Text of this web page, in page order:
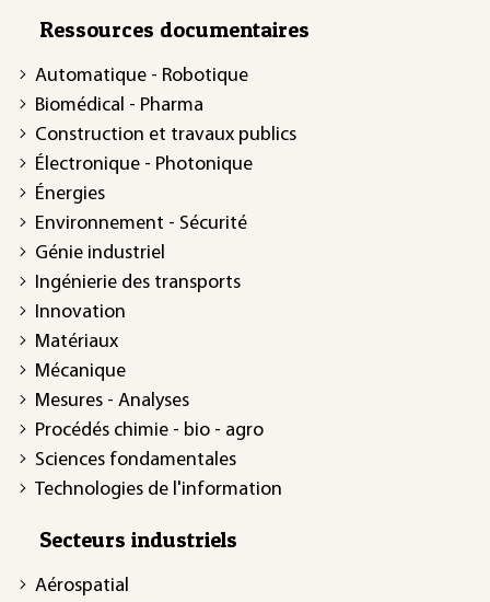
Ressources documentaires
Automatique - Robotique
Biomédical - Pharma
Construction et travaux publics
Électronique - Photonique
Énergies
Environnement - Sécurité
Génie industriel
Ingénierie des transports
Innovation
Matériaux
Mécanique
Mesures - Analyses
Procédés chimie - bio - agro
Sciences fondamentales
Technologies de l'information
Secteurs industriels
Aérospatial